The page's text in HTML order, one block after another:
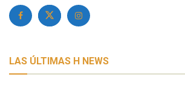
LAS ÚLTIMAS H NEWS